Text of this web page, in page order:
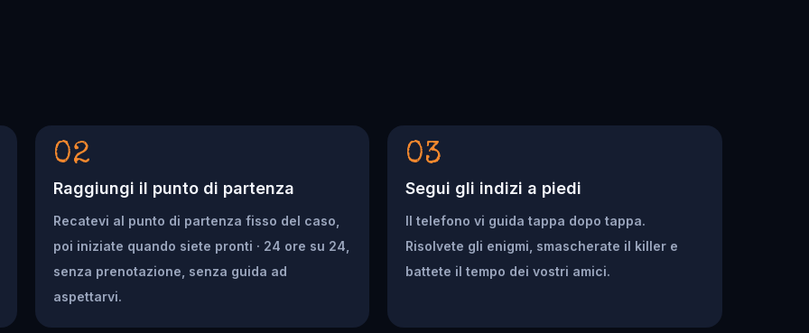
02
Raggiungi il punto di partenza
Recatevi al punto di partenza fisso del caso,
poi iniziate quando siete pronti · 24 ore su 24,
senza prenotazione, senza guida ad
aspettarvi.
03
Segui gli indizi a piedi
Il telefono vi guida tappa dopo tappa.
Risolvete gli enigmi, smascherate il killer e
battete il tempo dei vostri amici.